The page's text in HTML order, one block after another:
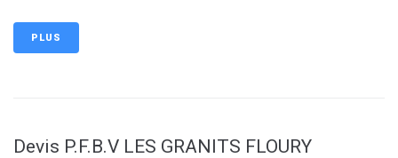
PLUS
Devis P.F.B.V LES GRANITS FLOURY